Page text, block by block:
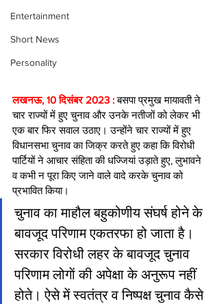
Entertainment
Short News
Personality
लखनऊ, 10 दिसंबर 2023 : बसपा प्रमुख मायावती ने
चार राज्यों में हुए चुनाव और उनके नतीजों को लेकर भी
एक बार फिर सवाल उठाए। उन्होंने चार राज्यों में हुए
विधानसभा चुनाव का जिक्र करते हुए कहा कि विरोधी
पार्टियों ने आचार संहिता की धज्जियां उड़ाते हुए, लुभावने
व कभी न पूरा किए जाने वाले वादे करके चुनाव को
प्रभावित किया।
चुनाव का माहौल बहुकोणीय संघर्ष होने के
बावजूद परिणाम एकतरफा हो जाता है।
सरकार विरोधी लहर के बावजूद चुनाव
परिणाम लोगाें की अपेक्षा के अनुरूप नहीं
होते। ऐसे में स्वतंत्र व निष्पक्ष चुनाव कैसे